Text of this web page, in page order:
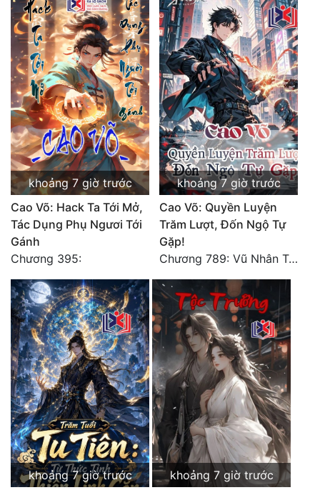
Tu Chân
Tu Tiên
Tội Phạm
Vô Địch
Võ Hiệp
Võng Du
Xuyên Không
Xuyên Nhanh
Xuyên Sách
Điền Văn
Đô Thị
Đông Phương
Đông Phương Huyền Huyễn
Đồng Nhân
Cẩu Đạo Trường Sinh
khoảng 7 giờ trước
Cao Võ: Hack Ta Tới Mở,
Tác Dụng Phụ Ngươi Tới
Gánh
Chương 395:
khoảng 7 giờ trước
Cao Võ: Quyền Luyện
Trăm Lượt, Đốn Ngộ Tự
Gặp!
Chương 789: Vũ Nhân Tộc niềm vui ngoài ý muốn (2)
khoảng 7 giờ trước
khoảng 7 giờ trước